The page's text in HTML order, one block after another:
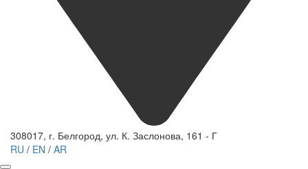
308017, г. Белгород, ул. К. Заслонова, 161 - Г
RU / EN / AR